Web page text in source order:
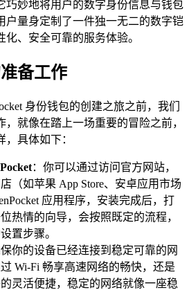
巧妙地将用户的数字身份信息与钱包
户量身定制了一件独一无二的数字铠
、安全可靠的服务体验。
备工作
身份钱包的创建之旅之前，我们
就像在踏上一场重要的冒险之前，
具体如下：
：你可以通过访问官方网站，
（如苹果 App Store、安卓应用市场
应用程序，安装完成后，打
热情的向导，会按照既定的流程，
置步骤。
你的设备已经连接到稳定可靠的网
Wi-Fi 畅享高速网络的畅快，还是
灵活便捷，稳定的网络就像一座稳